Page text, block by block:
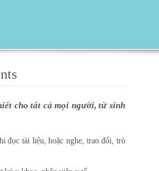
cho tất cả mọi người, từ sinh
đọc tài liệu, hoặc nghe, trao đổi, trò